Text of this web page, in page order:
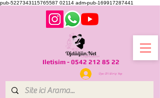
pub-5227343115765587 02114 adm-pub-169917287441
Üye Ol l Giriş Yap
Iletisim - 0542 212 85 22